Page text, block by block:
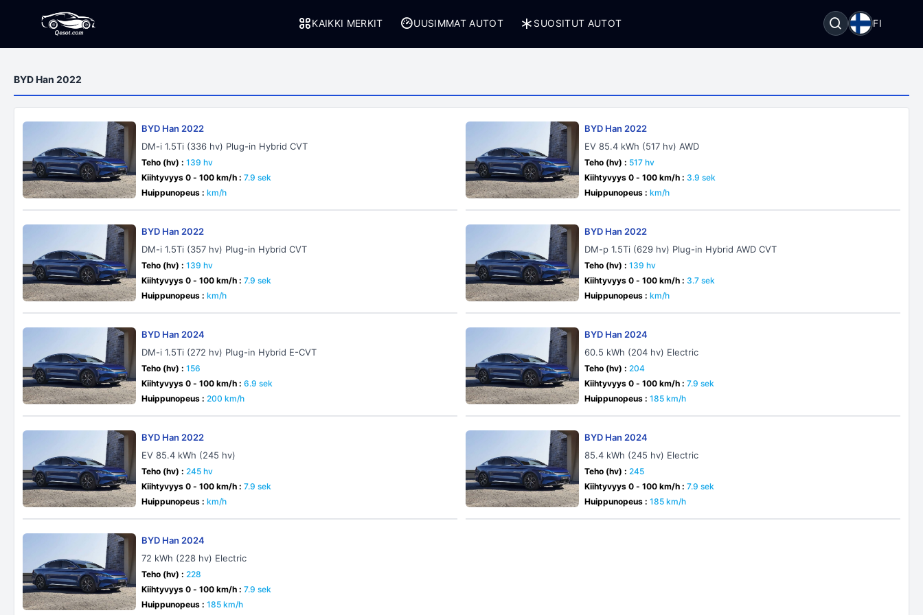
KAIKKI MERKIT UUSIMMAT AUTOT SUOSITUT AUTOT FI
BYD Han 2022
BYD Han 2022
DM-i 1.5Ti (336 hv) Plug-in Hybrid CVT
Teho (hv) : 139 hv
Kiihtyvyys 0 - 100 km/h : 7.9 sek
Huippunopeus : km/h
BYD Han 2022
EV 85.4 kWh (517 hv) AWD
Teho (hv) : 517 hv
Kiihtyvyys 0 - 100 km/h : 3.9 sek
Huippunopeus : km/h
BYD Han 2022
DM-i 1.5Ti (357 hv) Plug-in Hybrid CVT
Teho (hv) : 139 hv
Kiihtyvyys 0 - 100 km/h : 7.9 sek
Huippunopeus : km/h
BYD Han 2022
DM-p 1.5Ti (629 hv) Plug-in Hybrid AWD CVT
Teho (hv) : 139 hv
Kiihtyvyys 0 - 100 km/h : 3.7 sek
Huippunopeus : km/h
BYD Han 2024
DM-i 1.5Ti (272 hv) Plug-in Hybrid E-CVT
Teho (hv) : 156
Kiihtyvyys 0 - 100 km/h : 6.9 sek
Huippunopeus : 200 km/h
BYD Han 2024
60.5 kWh (204 hv) Electric
Teho (hv) : 204
Kiihtyvyys 0 - 100 km/h : 7.9 sek
Huippunopeus : 185 km/h
BYD Han 2022
EV 85.4 kWh (245 hv)
Teho (hv) : 245 hv
Kiihtyvyys 0 - 100 km/h : 7.9 sek
Huippunopeus : km/h
BYD Han 2024
85.4 kWh (245 hv) Electric
Teho (hv) : 245
Kiihtyvyys 0 - 100 km/h : 7.9 sek
Huippunopeus : 185 km/h
BYD Han 2024
72 kWh (228 hv) Electric
Teho (hv) : 228
Kiihtyvyys 0 - 100 km/h : 7.9 sek
Huippunopeus : 185 km/h